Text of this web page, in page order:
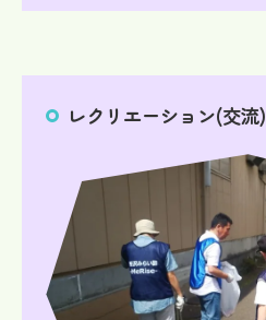
レクリエーション(交流)